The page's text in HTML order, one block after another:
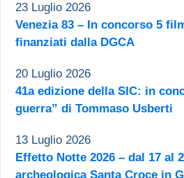
Venezia 83 – In concorso 5
finanziati dalla DGCA
23 Luglio 2026
41a edizione della SIC: in
guerra” di Tommaso Usberti
20 Luglio 2026
Effetto Notte 2026 – dal 17 al
archeologica Santa Croce in
13 Luglio 2026